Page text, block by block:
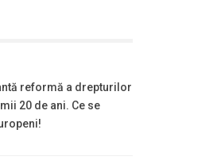
reformă a drepturilor
20 de ani. Ce se